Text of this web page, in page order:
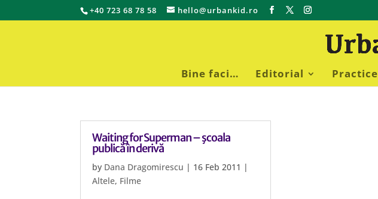
+40 723 68 78 58 hello@urbankid.ro
Bine faci… Editorial Practice
Waiting for Superman – şcoala
publică în derivă
by Dana Dragomirescu | 16 Feb 2011 |
Altele, Filme